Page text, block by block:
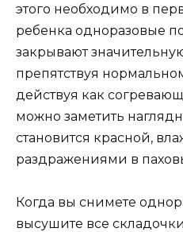
этого необходимо в
ребенка одноразовые
закрывают
препятствуя
действуя как
можно заметить
становится красной,
раздражениями в
Когда вы снимете
высушите все